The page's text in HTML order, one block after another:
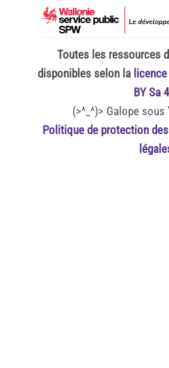
Toutes les ressources
disponibles selon la
BY Sa
(>^_^)> Galope sous
Politique de protection